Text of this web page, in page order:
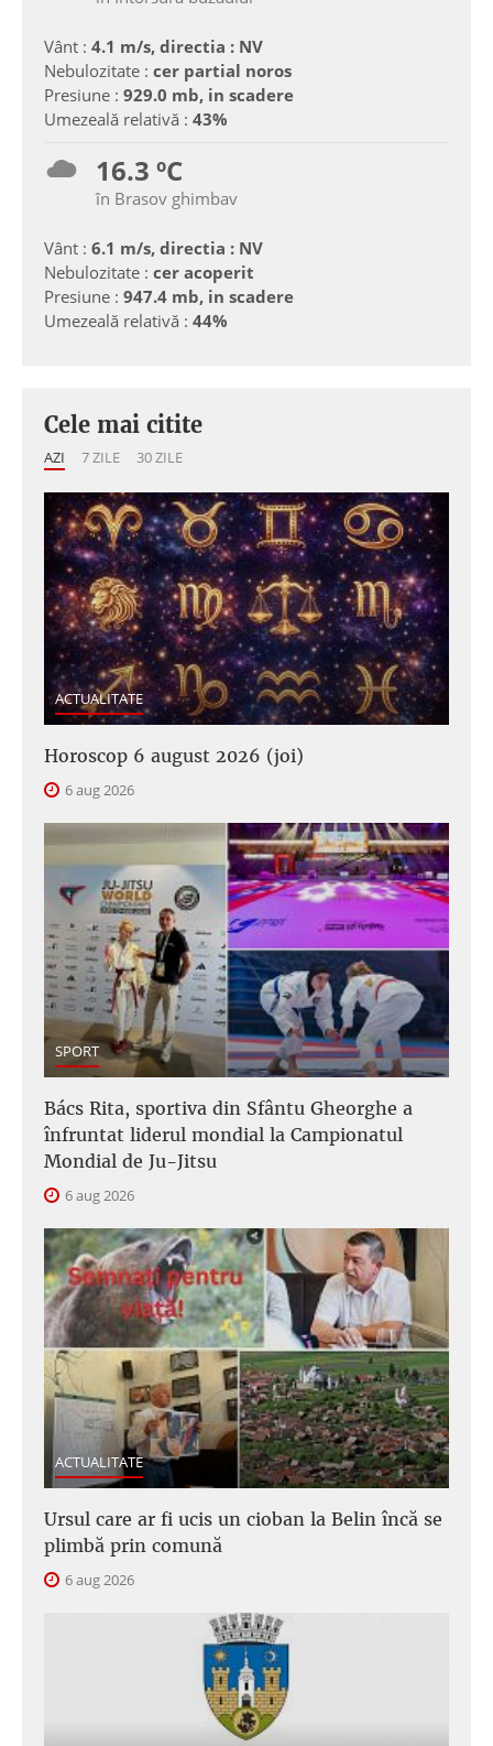
Vânt : 4.1 m/s, directia : NV
Nebulozitate : cer partial noros
Presiune : 929.0 mb, in scadere
Umezeală relativă : 43%
16.3 ºC
în Brasov ghimbav
Vânt : 6.1 m/s, directia : NV
Nebulozitate : cer acoperit
Presiune : 947.4 mb, in scadere
Umezeală relativă : 44%
Cele mai citite
AZI 7 ZILE 30 ZILE
ACTUALITATE
Horoscop 6 august 2026 (joi)
6 aug 2026
SPORT
Bács Rita, sportiva din Sfântu Gheorghe a
înfruntat liderul mondial la Campionatul
Mondial de Ju-Jitsu
6 aug 2026
ACTUALITATE
Ursul care ar fi ucis un cioban la Belin încă se
plimbă prin comună
6 aug 2026